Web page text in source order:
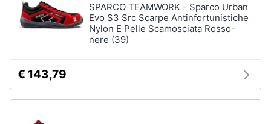
SPARCO TEAMWORK - Sparco Urban
Evo S3 Src Scarpe Antinfortunistiche
Nylon E Pelle Scamosciata Rosso-
nere (39)
€ 143,79